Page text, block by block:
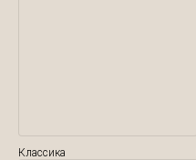
Классика